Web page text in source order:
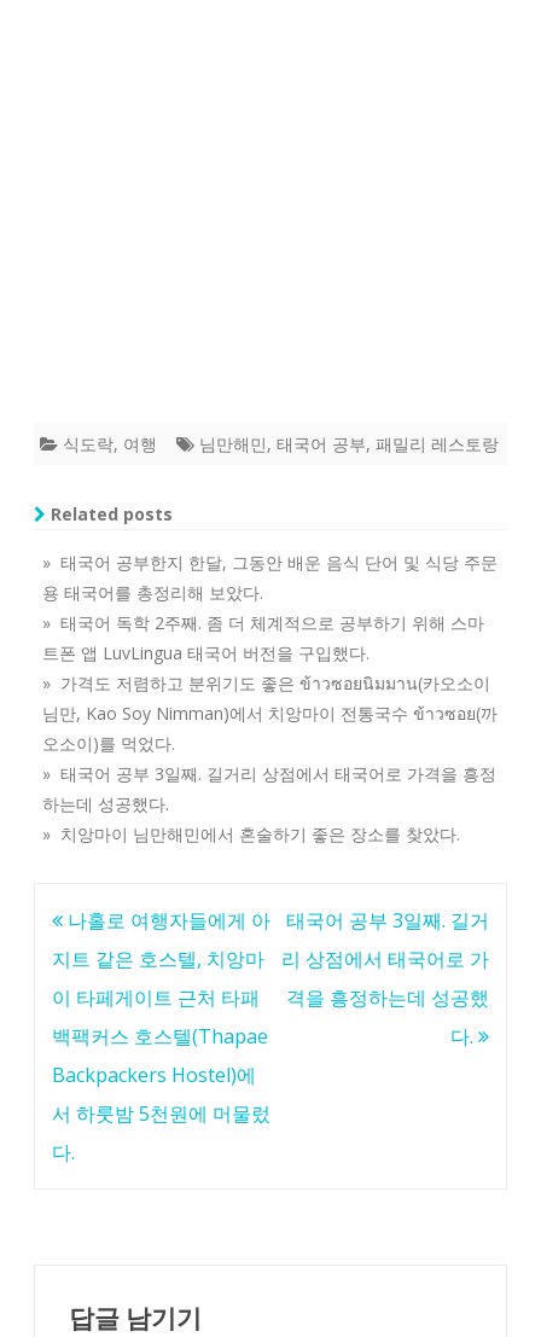
식도락, 여행 님만해민, 태국어 공부, 패밀리 레스토랑
Related posts
» 태국어 공부한지 한달, 그동안 배운 음식 단어 및 식당 주문
용 태국어를 총정리해 보았다.
» 태국어 독학 2주째. 좀 더 체계적으로 공부하기 위해 스마
트폰 앱 LuvLingua 태국어 버전을 구입했다.
» 가격도 저렴하고 분위기도 좋은 ข้าวซอยนิมมาน(카오소이
님만, Kao Soy Nimman)에서 치앙마이 전통국수 ข้าวซอย(까
오소이)를 먹었다.
» 태국어 공부 3일째. 길거리 상점에서 태국어로 가격을 흥정
하는데 성공했다.
» 치앙마이 님만해민에서 혼술하기 좋은 장소를 찾았다.
글
탐
색
나홀로 여행자들에게 아
지트 같은 호스텔, 치앙마
이 타페게이트 근처 타패
백팩커스 호스텔(Thapae
Backpackers Hostel)에
서 하룻밤 5천원에 머물렀
다.
태국어 공부 3일째. 길거
리 상점에서 태국어로 가
격을 흥정하는데 성공했
다.
답글 남기기